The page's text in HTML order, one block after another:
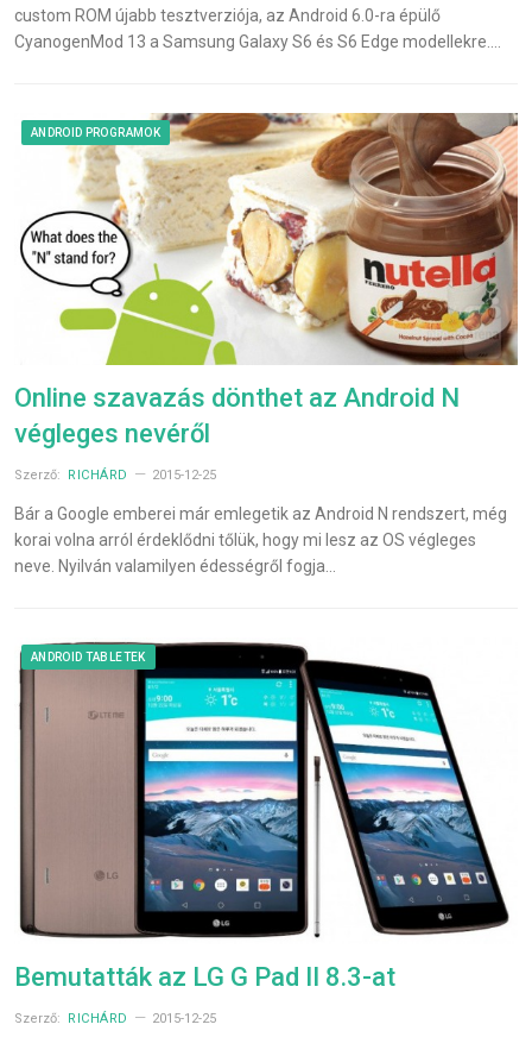
custom ROM újabb tesztverziója, az Android 6.0-ra épülő
CyanogenMod 13 a Samsung Galaxy S6 és S6 Edge modellekre.…
ANDROID PROGRAMOK
Online szavazás dönthet az Android N
végleges nevéről
Szerző: RICHÁRD 2015-12-25
Bár a Google emberei már emlegetik az Android N rendszert, még
korai volna arról érdeklődni tőlük, hogy mi lesz az OS végleges
neve. Nyilván valamilyen édességről fogja…
ANDROID TABLETEK
Bemutatták az LG G Pad II 8.3-at
Szerző: RICHÁRD 2015-12-25